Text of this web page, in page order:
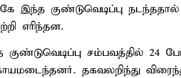
இந்த குண்டுவெடிப்பு நடந்ததால்
எரிந்தன.
குண்டுவெடிப்பு சம்பவத்தில் 24
தகவலறிந்து